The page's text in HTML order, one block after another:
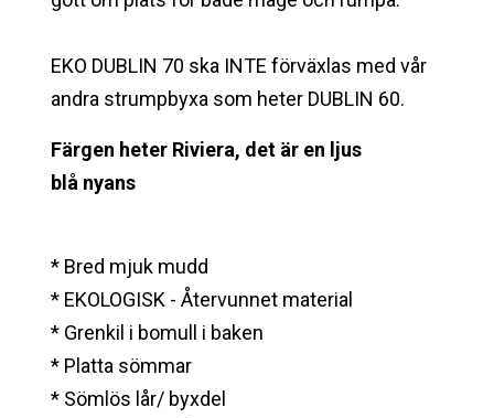
EKO DUBLIN 70 ska INTE förväxlas med vår
andra strumpbyxa som heter DUBLIN 60.
Färgen heter Riviera, det är en ljus
blå nyans
* Bred mjuk mudd
* EKOLOGISK - Återvunnet material
* Grenkil i bomull i baken
* Platta sömmar
* Sömlös lår/ byxdel